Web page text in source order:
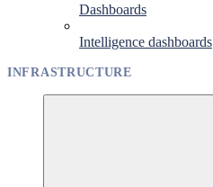
Dashboards
Intelligence dashboards
INFRASTRUCTURE